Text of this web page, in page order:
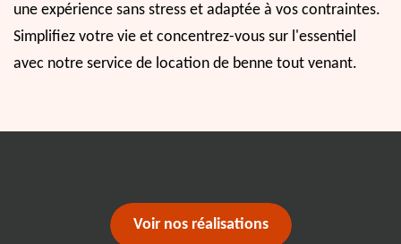
une expérience sans stress et adaptée à vos contraintes.
Simplifiez votre vie et concentrez-vous sur l'essentiel
avec notre service de location de benne tout venant.
Voir nos réalisations